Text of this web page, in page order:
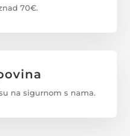
70€.
na sigurnom s nama.